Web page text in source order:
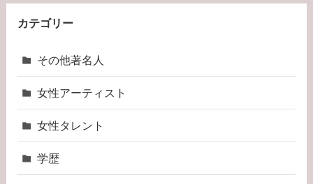
カテゴリー
その他著名人
女性アーティスト
女性タレント
学歴